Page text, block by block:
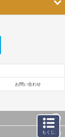
お問い合わせ
等）及びこれらの配置・
もくじ